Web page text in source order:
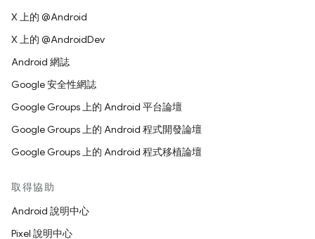
X 上的 @Android
X 上的 @AndroidDev
Android 網誌
Google 安全性網誌
Google Groups 上的 Android 平台論壇
Google Groups 上的 Android 程式開發論壇
Google Groups 上的 Android 程式移植論壇
取得協助
Android 說明中心
Pixel 說明中心